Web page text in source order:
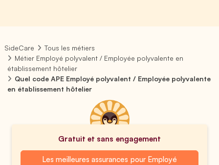
SideCare
Tous les métiers
Métier Employé polyvalent / Employée polyvalente en
établissement hôtelier
Quel code APE Employé polyvalent / Employée polyvalente
en établissement hôtelier
Gratuit et sans engagement
Les meilleures assurances pour Employé